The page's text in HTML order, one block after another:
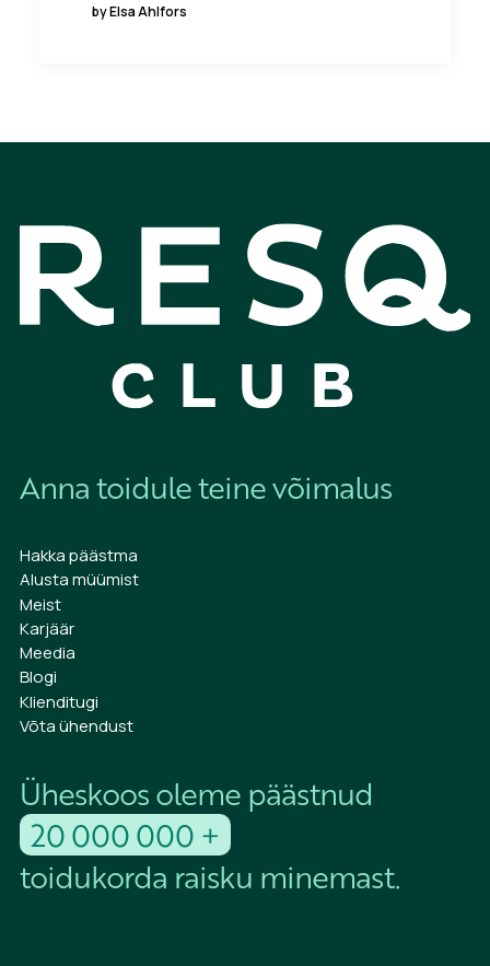
by Elsa Ahlfors
Anna toidule teine võimalus
Hakka päästma
Alusta müümist
Meist
Karjäär
Meedia
Blogi
Klienditugi
Võta ühendust
Üheskoos oleme päästnud
20 000 000 +
toidukorda raisku minemast.